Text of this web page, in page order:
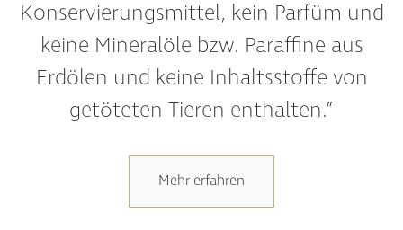
keine Mineralöle bzw. Paraffine aus
Erdölen und keine Inhaltsstoffe von
getöteten Tieren enthalten.”
Mehr erfahren